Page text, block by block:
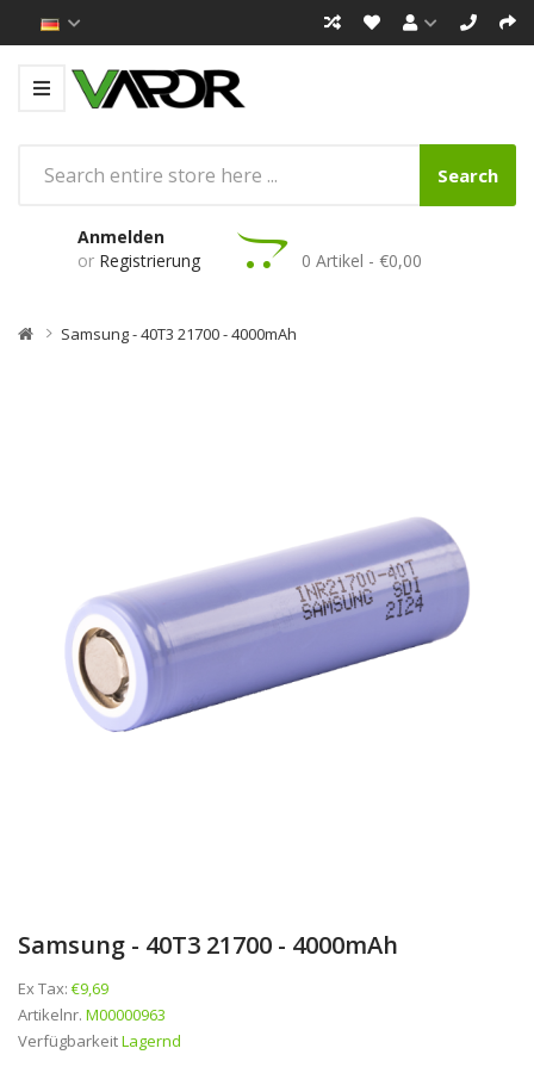
Search
Anmelden
or Registrierung 0 Artikel - €0,00
Samsung - 40T3 21700 - 4000mAh
Samsung - 40T3 21700 - 4000mAh
Ex Tax: €9,69
Artikelnr. M00000963
VerfügbarkeitLagernd